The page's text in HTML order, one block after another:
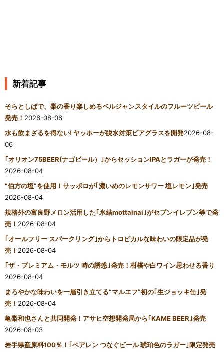
新着記事
そらとしばで、梨の香り楽しめるベルジャンスタイルのフルーツビール
発売！ 2026-08-06
水も飲まざるを得ない! ヤッホーが脱水対策ビアグラスを開発2026-08-
06
｢オリオン75BEER(ナゴビール）｣からセッションIPAとラガーが発売！
2026-08-04
“伯方の塩”を使用！サッポロが｢濃いめのレモンサワー 塩レモン｣発売
2026-08-04
規格外の富良野メロン活用した｢氷結mottainai｣がセブンイレブン等で発
売！ 2026-08-04
｢オールフリー スパークリング｣からトロピカルな味わいの限定品が発
売！ 2026-08-04
｢ザ・プレミアム・モルツ 時の誘惑｣発売！柑橘や白ワイン思わせる香り
2026-08-04
まろやかな味わいを一層引き立てる“マルエフ”初の｢生ジョッキ缶｣発
売！ 2026-08-04
亀梨和也さんと共同開発！アサヒ空想開発局から｢KAME BEER｣発売
2026-08-03
岩手県産原料100％！｢ベアレン つなぐビール 琥珀色のラガー｣限定発売